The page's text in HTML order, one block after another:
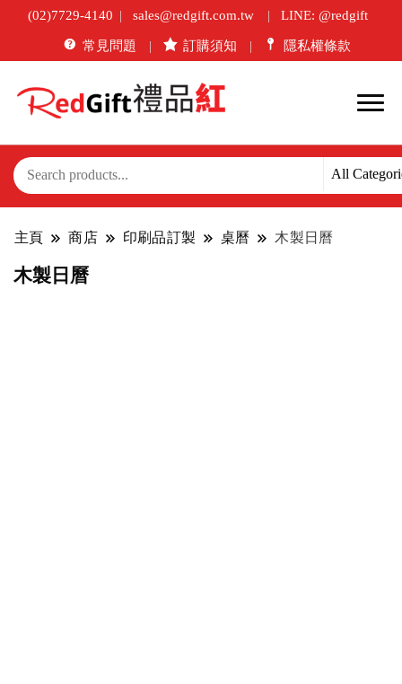
(02)7729-4140 sales@redgift.com.tw LINE: @redgift
常見問題 訂購須知 隱私權條款
主頁 商店 印刷品訂製 桌曆 木製日曆
木製日曆